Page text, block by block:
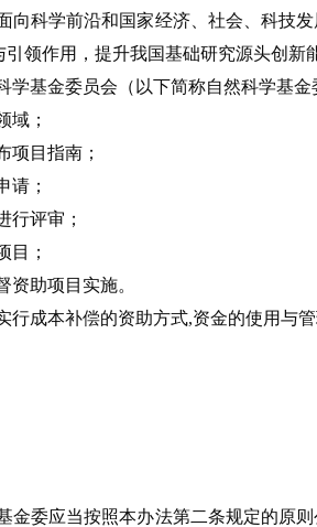
向科学前沿和国家经济、社会、科技
领作用，提升我国基础研究源头创新
学基金委员会（以下简称自然科学基
域；
项目指南；
请；
行评审；
目；
资助项目实施。
行成本补偿的资助方式,资金的使用与
金委应当按照本办法第二条规定的原